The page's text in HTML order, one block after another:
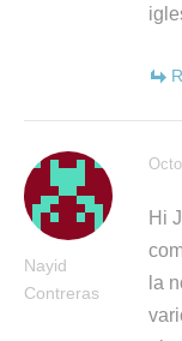
Nayid
Contreras
Hi
la